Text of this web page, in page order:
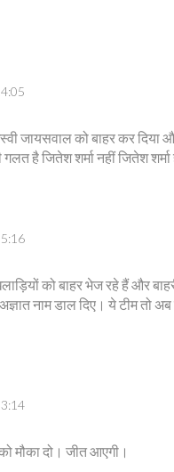
जायसवाल को बाहर कर दिया
है जितेश शर्मा नहीं जितेश
को बाहर भेज रहे हैं और
नाम डाल दिए। ये टीम तो
मौका दो। जीत आएगी।